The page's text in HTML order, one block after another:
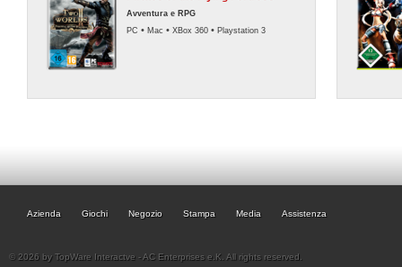
Avventura e RPG
PC • Mac • XBox 360 • Playstation 3
Azienda Giochi Negozio Stampa Media Assistenza
© 2026 by TopWare Interactve - AC Enterprises e.K. All rights reserved.